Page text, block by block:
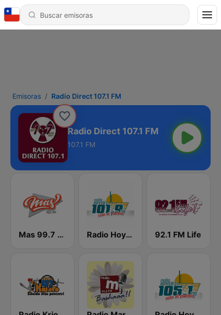
Emisoras Radio Direct 107.1 FM
Radio Direct 107.1 FM
107.1 FM
Mas 99.7 FM Radio Hoyer 1 92.1 FM Life